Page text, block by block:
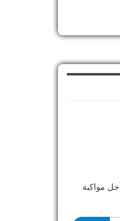
مواكبة